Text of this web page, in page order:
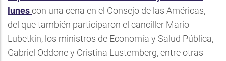
lunescon una cena en el Consejo de las Américas,
del que también participaron el canciller Mario
Lubetkin, los ministros de Economía y Salud Pública,
Gabriel Oddone y Cristina Lustemberg, entre otras